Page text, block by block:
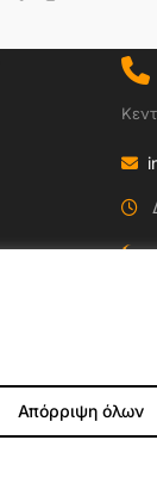
Απόρριψη όλων